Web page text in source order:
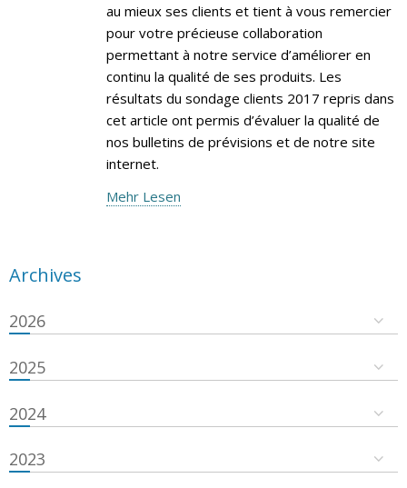
au mieux ses clients et tient à vous remercier
pour votre précieuse collaboration
permettant à notre service d’améliorer en
continu la qualité de ses produits. Les
résultats du sondage clients 2017 repris dans
cet article ont permis d’évaluer la qualité de
nos bulletins de prévisions et de notre site
internet.
Mehr Lesen
Archives
2026
2025
2024
2023